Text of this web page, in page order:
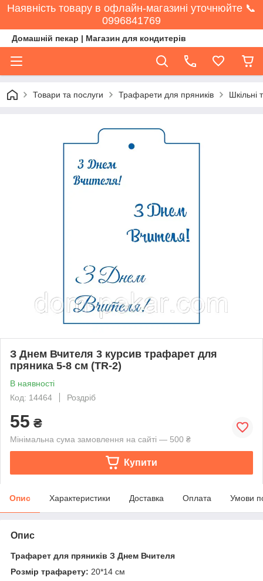
Наявність товару в офлайн-магазині уточнюйте 📞
0996841769
Домашній пекар | Магазин для кондитерів
Товари та послуги Трафарети для пряників Шкільні
З Днем Вчителя 3 курсив трафарет для
пряника 5-8 см (TR-2)
В наявності
Код: 14464
Роздріб
55 ₴
Мінімальна сума замовлення на сайті — 500 ₴
Купити
Опис Характеристики Доставка Оплата Умови
Опис
Трафарет для пряників З Днем Вчителя
Розмір трафарету: 20*14 см